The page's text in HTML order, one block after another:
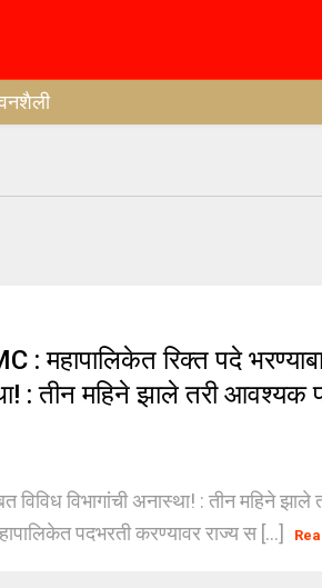
महापालिकेत रिक्त पदे
: तीन महिने झाले तरी आवश्यक
विविध विभागांची अनास्था! : तीन महिने
पदभरती करण्यावर राज्य स [...]